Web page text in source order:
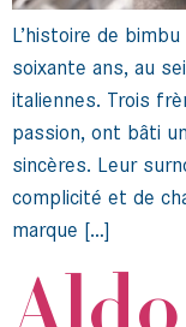
L’histoire de
soixante ans, au
italiennes. Trois
passion, ont bâti
sincères. Leur
complicité et de
marque […]